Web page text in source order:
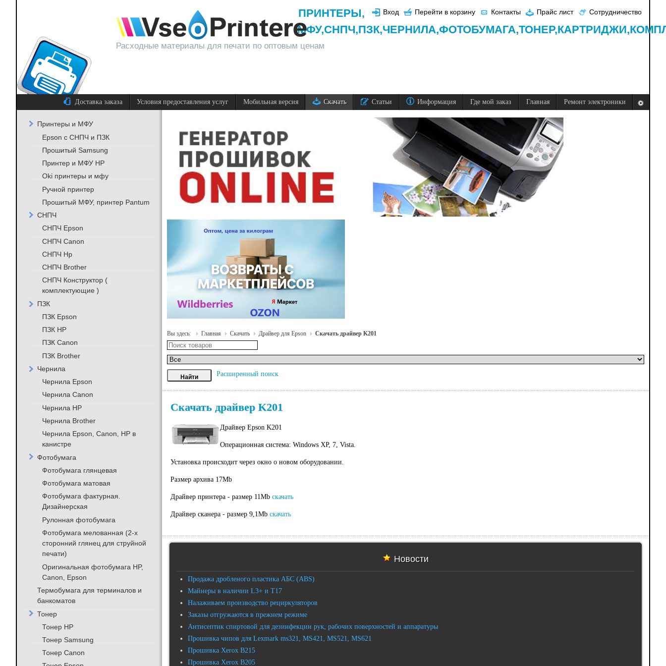
Расходные материалы для печати по оптовым ценам
Вход Перейти в корзину Контакты Прайс лист Сотрудничество
ПРИНТЕРЫ,
МФУ,СНПЧ,ПЗК,ЧЕРНИЛА,ФОТОБУМАГА,ТОНЕР,КАРТРИДЖИ,
Доставка заказа Условия предоставления услуг Мобильная версия Скачать Статьи Информация Где мой заказ Главная Ремонт электроники
Вы здесь: Главная Скачать Драйвер для Epson Скачать драйвер K201
Расширенный поиск
Скачать драйвер K201
Драйвер Epson K201
Операционная система: Windows XP, 7, Vista.
Установка происходит через окно о новом оборудовании.
Размер архива 17Mb
Драйвер принтера - размер 11Mb скачать
Драйвер сканера - размер 9,1Mb скачать
Новости
Продажа дробленого пластика АБС (ABS)
Майнеры в наличии L3+ и T17
Налаживаем производство рециркуляторов
Заказы отгружаются в прежнем режиме
Антисептик спиртовой для дезинфекции рук, рабочих поверхностей и аппаратуры
Прошивка чипов для Lexmark ms321, MS421, MS521, MS621
Прошивка Xerox B215
Прошивка Xerox B205
Принтеры и МФУ
Epson с СНПЧ и ПЗК
Прошитый Samsung
Принтер и МФУ HP
Oki принтеры и мфу
Ручной принтер
Прошитый МФУ, принтер Pantum
СНПЧ
СНПЧ Epson
СНПЧ Canon
СНПЧ Hp
СНПЧ Brother
СНПЧ Конструктор (
комплектующие )
ПЗК
ПЗК Epson
ПЗК HP
ПЗК Canon
ПЗК Brother
Чернила
Чернила Epson
Чернила Canon
Чернила HP
Чернила Brother
Чернила Epson, Canon, HP в
канистре
Фотобумага
Фотобумага глянцевая
Фотобумага матовая
Фотобумага фактурная.
Дизайнерская
Рулонная фотобумага
Фотобумага мелованная (2-х
сторонний глянец для струйной
печати)
Оригинальная фотобумага HP,
Canon, Epson
Термобумага для терминалов и
банкоматов
Тонер
Тонер HP
Тонер Samsung
Тонер Canon